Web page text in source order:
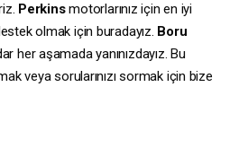
Perkinsmotorlarınız için en iyi
olmak için buradayız. Boru
her aşamada yanınızdayız. Bu
veya sorularınızı sormak için bize